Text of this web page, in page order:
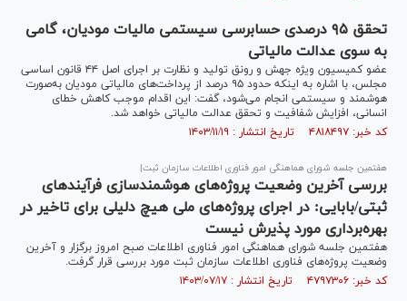
تحقق ۹۵ درصدی حسابرسی سیستمی مالیات مودیان، گامی
به سوی عدالت مالیاتی
عضو کمیسیون ویژه جهش و رونق تولید و نظارت بر اجرای اصل ۴۴ قانون اساسی
مجلس، با اشاره به اینکه حدود ۹۵ درصد از پرداخت‌های مالیاتی مودیان به‌صورت
هوشمند و سیستمی انجام می‌شود، گفت: این اقدام موجب کاهش خطای
انسانی، افزایش شفافیت و تحقق عدالت مالیاتی خواهد شد.
کد خبر: ۴۸۱۸۴۹۷ تاریخ انتشار : ۱۴۰۳/۱۱/۱۹
هفتمین جلسه شورای هماهنگی امور فناوری اطلاعات سازمان ثبت|
بررسی آخرین وضعیت پروژه‌های هوشمندسازی فرآیند‌های
ثبتی/بابایی: در اجرای پروژه‌های ملی هیچ دلیلی برای تاخیر در
بهره‌برداری مورد پذیرش نیست
هفتمین جلسه شورای هماهنگی امور فناوری اطلاعات صبح امروز برگزار و آخرین
وضعیت پروژه‌های فناوری اطلاعات سازمان ثبت مورد بررسی قرار گرفت.
کد خبر: ۴۷۹۷۳۰۶ تاریخ انتشار : ۱۴۰۳/۰۷/۱۷